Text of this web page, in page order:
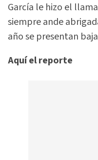
García le hizo el
siempre ande
año se presentan
Aquí el reporte